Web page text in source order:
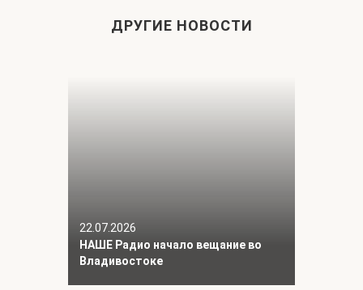
ДРУГИЕ НОВОСТИ
22.07.2026
НАШЕ Радио начало вещание во
Владивостоке